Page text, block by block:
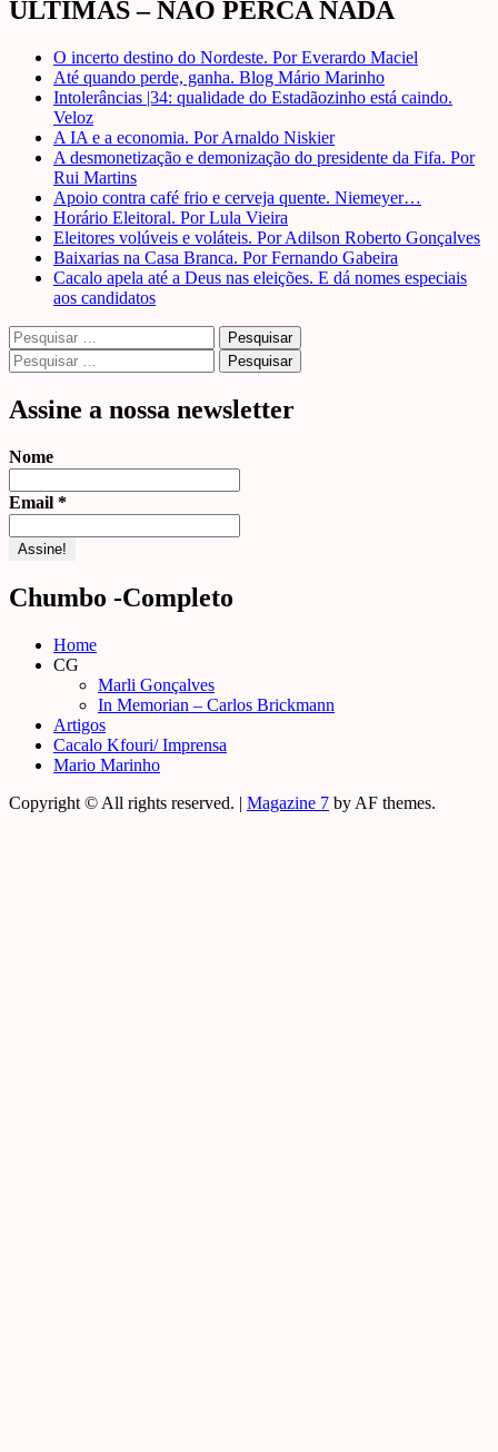
ÚLTIMAS – NÃO PERCA NADA
O incerto destino do Nordeste. Por Everardo Maciel
Até quando perde, ganha. Blog Mário Marinho
Intolerâncias |34: qualidade do Estadãozinho está caindo.
Veloz
A IA e a economia. Por Arnaldo Niskier
A desmonetização e demonização do presidente da Fifa. Por
Rui Martins
Apoio contra café frio e cerveja quente. Niemeyer…
Horário Eleitoral. Por Lula Vieira
Eleitores volúveis e voláteis. Por Adilson Roberto Gonçalves
Baixarias na Casa Branca. Por Fernando Gabeira
Cacalo apela até a Deus nas eleições. E dá nomes especiais
aos candidatos
Pesquisar
por:
Pesquisar
por:
Assine a nossa newsletter
Nome
Email *
Chumbo -Completo
Home
CG
Marli Gonçalves
In Memorian – Carlos Brickmann
Artigos
Cacalo Kfouri/ Imprensa
Mario Marinho
Copyright © All rights reserved. | Magazine 7 by AF themes.